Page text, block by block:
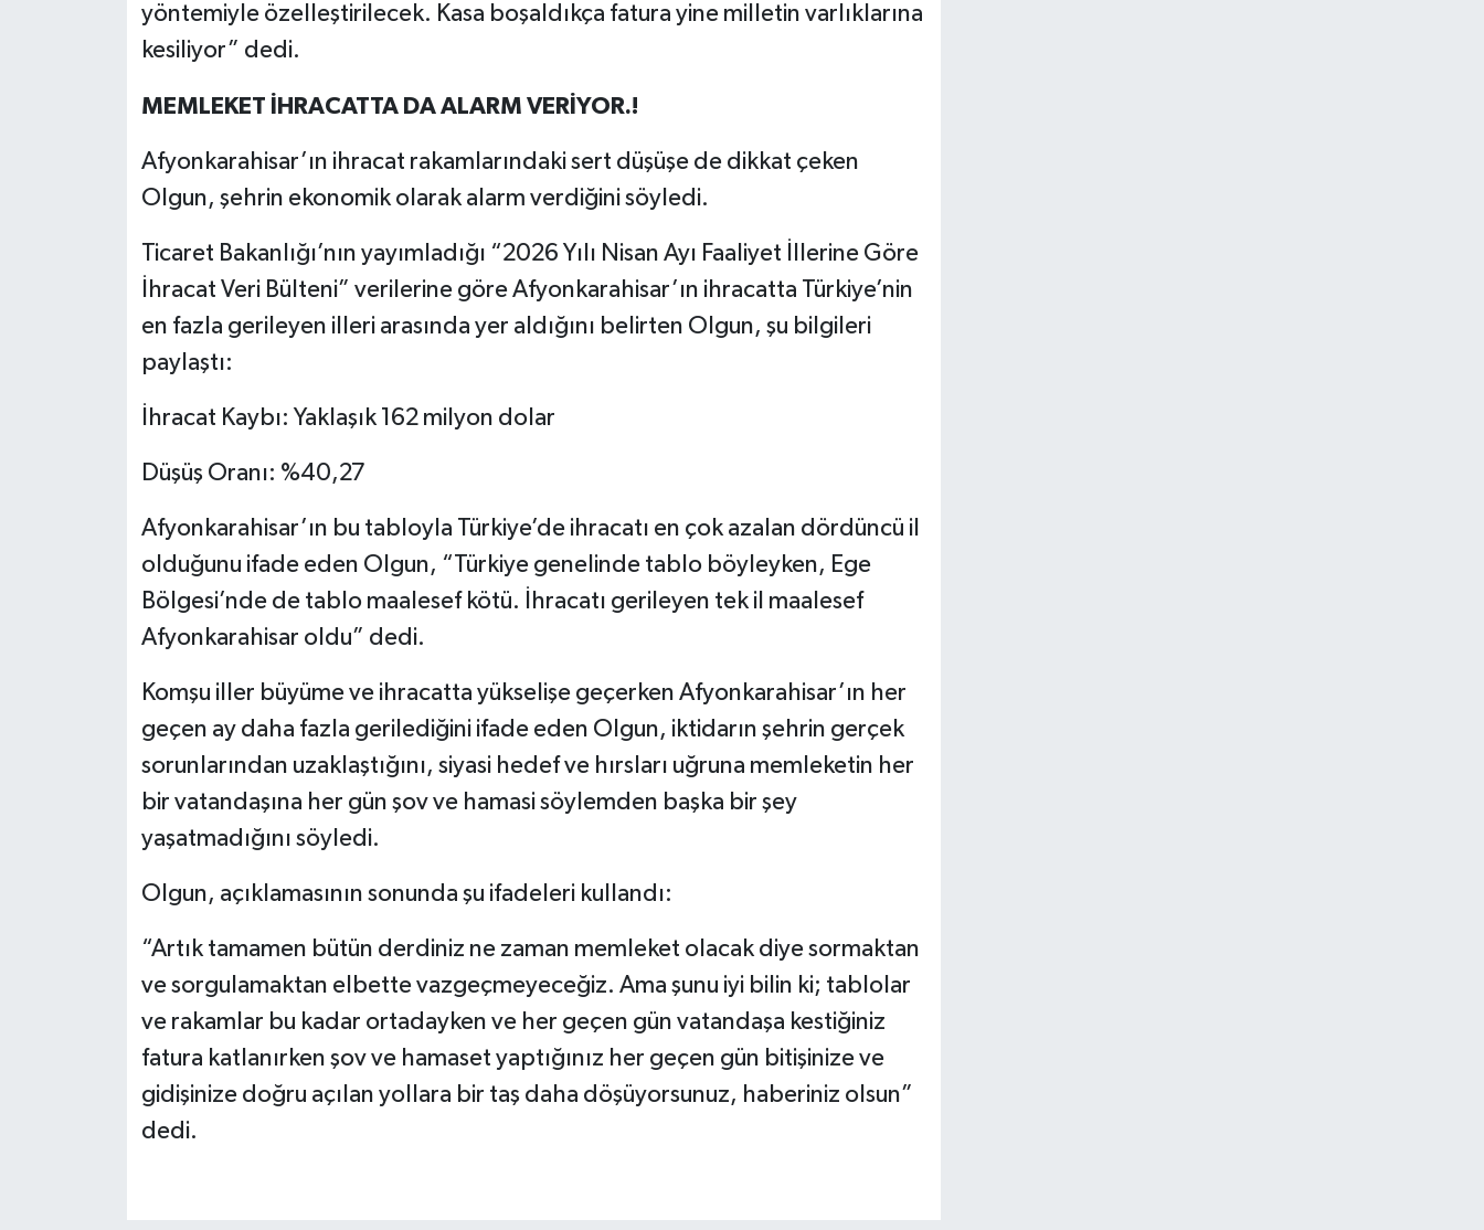
yöntemiyle özelleştirilecek. Kasa boşaldıkça fatura yine milletin varlıklarına
kesiliyor” dedi.
MEMLEKET İHRACATTA DA ALARM VERİYOR.!
Afyonkarahisar’ın ihracat rakamlarındaki sert düşüşe de dikkat çeken
Olgun, şehrin ekonomik olarak alarm verdiğini söyledi.
Ticaret Bakanlığı’nın yayımladığı “2026 Yılı Nisan Ayı Faaliyet İllerine Göre
İhracat Veri Bülteni” verilerine göre Afyonkarahisar’ın ihracatta Türkiye’nin
en fazla gerileyen illeri arasında yer aldığını belirten Olgun, şu bilgileri
paylaştı:
İhracat Kaybı: Yaklaşık 162 milyon dolar
Düşüş Oranı: %40,27
Afyonkarahisar’ın bu tabloyla Türkiye’de ihracatı en çok azalan dördüncü il
olduğunu ifade eden Olgun, “Türkiye genelinde tablo böyleyken, Ege
Bölgesi’nde de tablo maalesef kötü. İhracatı gerileyen tek il maalesef
Afyonkarahisar oldu” dedi.
Komşu iller büyüme ve ihracatta yükselişe geçerken Afyonkarahisar’ın her
geçen ay daha fazla gerilediğini ifade eden Olgun, iktidarın şehrin gerçek
sorunlarından uzaklaştığını, siyasi hedef ve hırsları uğruna memleketin her
bir vatandaşına her gün şov ve hamasi söylemden başka bir şey
yaşatmadığını söyledi.
Olgun, açıklamasının sonunda şu ifadeleri kullandı:
“Artık tamamen bütün derdiniz ne zaman memleket olacak diye sormaktan
ve sorgulamaktan elbette vazgeçmeyeceğiz. Ama şunu iyi bilin ki; tablolar
ve rakamlar bu kadar ortadayken ve her geçen gün vatandaşa kestiğiniz
fatura katlanırken şov ve hamaset yaptığınız her geçen gün bitişinize ve
gidişinize doğru açılan yollara bir taş daha döşüyorsunuz, haberiniz olsun”
dedi.